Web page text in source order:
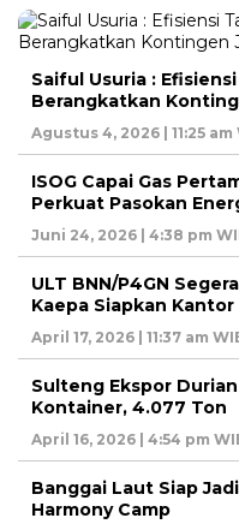
Saiful Usuria :
Berangkatkan
Agustus 4, 2026 | 11:25 am
ISOG Capai Gas
Perkuat Pasokan
Juni 24, 2026 | 4:38 pm
ULT BNN/P4GN
Kaepa Siapkan
April 17, 2026 | 11:37 am
Sulteng Ekspor
Kontainer, 4.077 Ton
April 16, 2026 | 4:54 pm
Banggai Laut Siap
Harmony Camp